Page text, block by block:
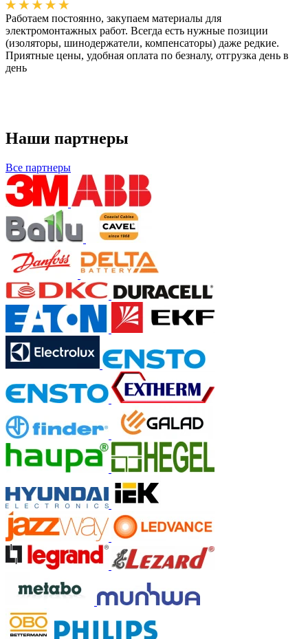
Работаем постоянно, закупаем материалы для
электромонтажных работ. Всегда есть нужные позиции
(изоляторы, шинодержатели, компенсаторы) даже редкие.
Приятные цены, удобная оплата по безналу, отгрузка день в
день
Наши партнеры
Все партнеры